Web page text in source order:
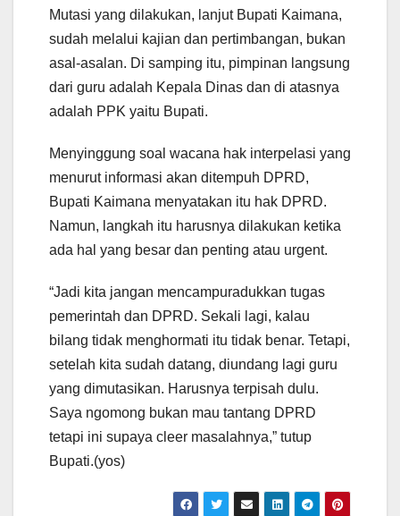
Mutasi yang dilakukan, lanjut Bupati Kaimana,
sudah melalui kajian dan pertimbangan, bukan
asal-asalan. Di samping itu, pimpinan langsung
dari guru adalah Kepala Dinas dan di atasnya
adalah PPK yaitu Bupati.
Menyinggung soal wacana hak interpelasi yang
menurut informasi akan ditempuh DPRD,
Bupati Kaimana menyatakan itu hak DPRD.
Namun, langkah itu harusnya dilakukan ketika
ada hal yang besar dan penting atau urgent.
“Jadi kita jangan mencampuradukkan tugas
pemerintah dan DPRD. Sekali lagi, kalau
bilang tidak menghormati itu tidak benar. Tetapi,
setelah kita sudah datang, diundang lagi guru
yang dimutasikan. Harusnya terpisah dulu.
Saya ngomong bukan mau tantang DPRD
tetapi ini supaya cleer masalahnya,” tutup
Bupati.(yos)